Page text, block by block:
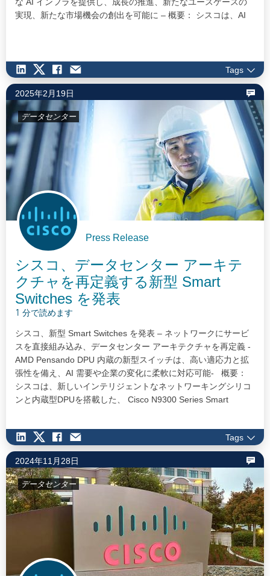
実現、新たな市場機会の創出を可能に – 概要： シスコは、AI
Tags
2025年2月19日
データセンター
Press Release
シスコ、データセンター アーキテ
クチャを再定義する新型 Smart
Switches を発表
1 分で読めます
シスコ、新型 Smart Switches を発表 – ネットワークにサービ
スを直接組み込み、データセンター アーキテクチャを再定義 -
AMD Pensando DPU 内蔵の新型スイッチは、高い適応力と拡
張性を備え、AI 需要や企業の変化に柔軟に対応可能- 概要：
シスコは、新しいインテリジェントなネットワーキングシリコ
ンと内蔵型DPUを搭載した、 Cisco N9300 Series Smart
スとして提供される予定です。セキュリティレイヤとネットワ
ークレイヤを単一ソリューションとして統合することで、レイ
ヤ間のギャップを解消します。…
Tags
2024年11月28日
データセンター